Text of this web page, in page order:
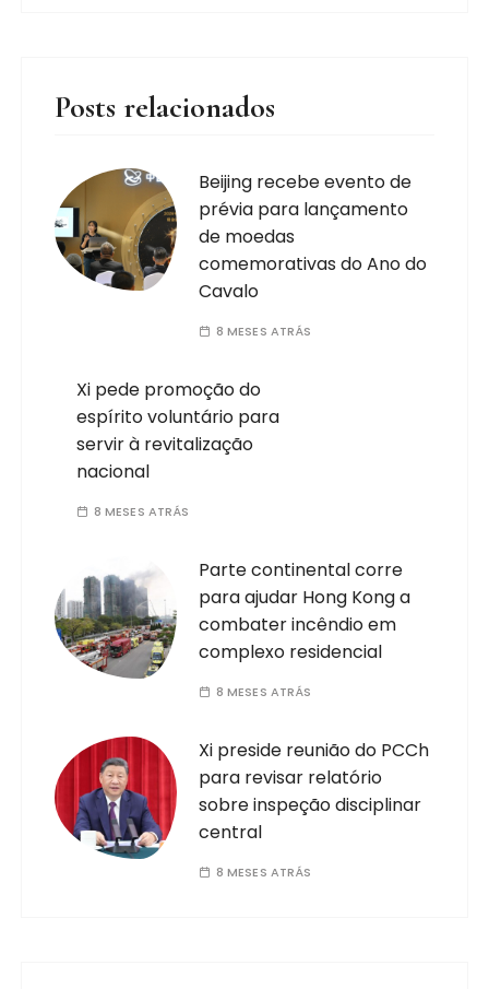
Posts relacionados
Beijing recebe evento de
prévia para lançamento
de moedas
comemorativas do Ano do
Cavalo
8 MESES ATRÁS
Xi pede promoção do
espírito voluntário para
servir à revitalização
nacional
8 MESES ATRÁS
Parte continental corre
para ajudar Hong Kong a
combater incêndio em
complexo residencial
8 MESES ATRÁS
Xi preside reunião do PCCh
para revisar relatório
sobre inspeção disciplinar
central
8 MESES ATRÁS